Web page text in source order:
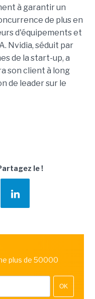
à garantir un
de plus en
d'équipements et
Nvidia, séduit par
de la start-up, a
son client à long
de leader sur le
le !
plus de 50000
OK